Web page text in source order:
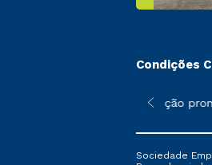
Condições
sofrer alterações nos
*A condição
Sociedade